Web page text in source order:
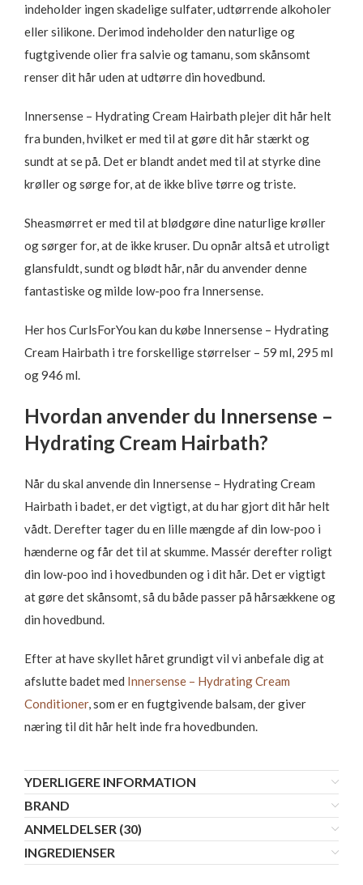
indeholder ingen skadelige sulfater, udtørrende alkoholer
eller silikone. Derimod indeholder den naturlige og
fugtgivende olier fra salvie og tamanu, som skånsomt
renser dit hår uden at udtørre din hovedbund.
Innersense – Hydrating Cream Hairbath plejer dit hår helt
fra bunden, hvilket er med til at gøre dit hår stærkt og
sundt at se på. Det er blandt andet med til at styrke dine
krøller og sørge for, at de ikke blive tørre og triste.
Sheasmørret er med til at blødgøre dine naturlige krøller
og sørger for, at de ikke kruser. Du opnår altså et utroligt
glansfuldt, sundt og blødt hår, når du anvender denne
fantastiske og milde low-poo fra Innersense.
Her hos CurlsForYou kan du købe Innersense – Hydrating
Cream Hairbath i tre forskellige størrelser – 59 ml, 295 ml
og 946 ml.
Hvordan anvender du Innersense –
Hydrating Cream Hairbath?
Når du skal anvende din Innersense – Hydrating Cream
Hairbath i badet, er det vigtigt, at du har gjort dit hår helt
vådt. Derefter tager du en lille mængde af din low-poo i
hænderne og får det til at skumme. Massér derefter roligt
din low-poo ind i hovedbunden og i dit hår. Det er vigtigt
at gøre det skånsomt, så du både passer på hårsækkene og
din hovedbund.
Efter at have skyllet håret grundigt vil vi anbefale dig at
afslutte badet med Innersense – Hydrating Cream
Conditioner, som er en fugtgivende balsam, der giver
næring til dit hår helt inde fra hovedbunden.
YDERLIGERE INFORMATION
BRAND
ANMELDELSER (30)
INGREDIENSER